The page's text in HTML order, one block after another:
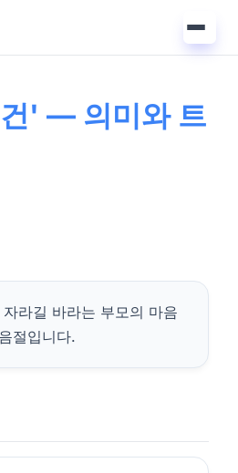
' — 의미와 트
라길 바라는 부모의 마음
절입니다.